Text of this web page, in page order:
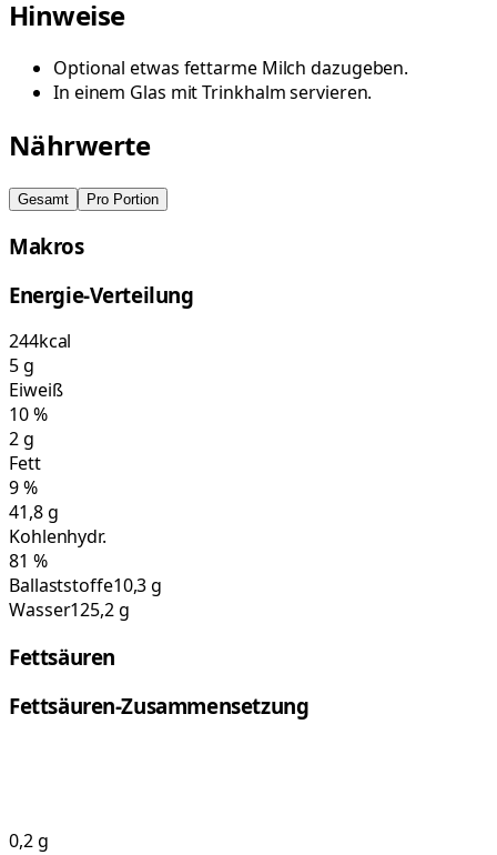
Hinweise
Optional etwas fettarme Milch dazugeben.
In einem Glas mit Trinkhalm servieren.
Nährwerte
Gesamt Pro Portion
Makros
Energie-Verteilung
244kcal
5g
Eiweiß
10%
2g
Fett
9%
41,8g
Kohlenhydr.
81 %
Ballaststoffe10,3 g
Wasser125,2 g
Fettsäuren
Fettsäuren-Zusammensetzung
0,2g